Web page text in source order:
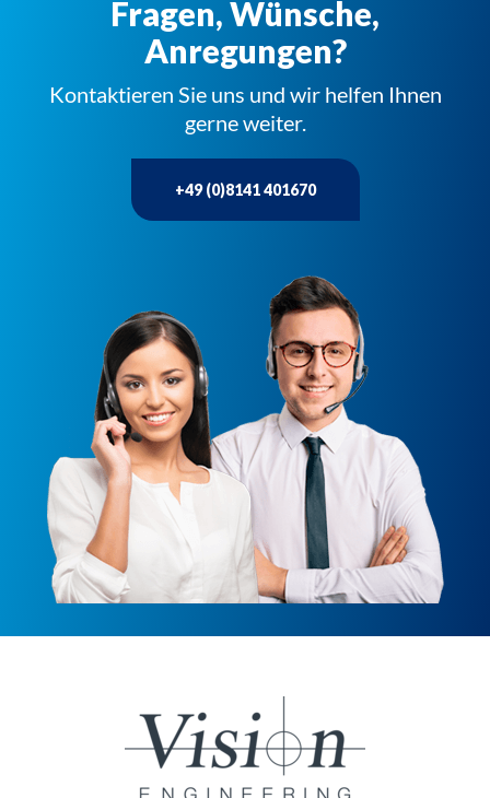
Fragen, Wünsche,
Anregungen?
Kontaktieren Sie uns und wir helfen Ihnen
gerne weiter.
+49 (0)8141 401670